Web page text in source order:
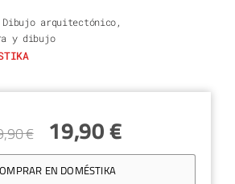
Dibujo arquitectónico,
y dibujo
€ 19,90€
EN DOMÉSTIKA